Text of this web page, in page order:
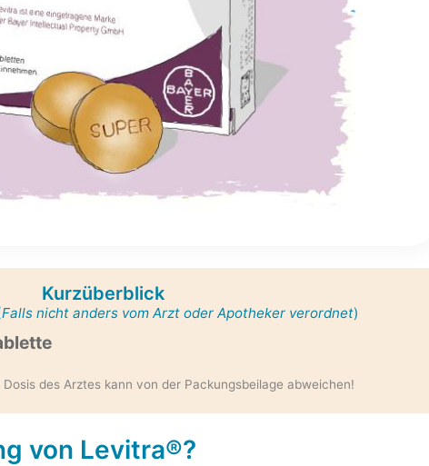
Kurzüberblick
Falls nicht anders vom Arzt oder Apotheker verordnet)
des Arztes kann von der Packungsbeilage abweichen!
von Levitra®?